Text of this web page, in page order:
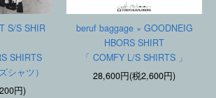
S/S SHIR
SHIRTS
シャツ）
円)
beruf baggage × GOODNEIG
HBORS SHIRT
「 COMFY L/S SHIRTS 」
28,600円(税2,600円)